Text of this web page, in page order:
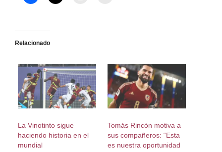
Relacionado
La Vinotinto sigue
haciendo historia en el
mundial
Tomás Rincón motiva a
sus compañeros: “Esta
es nuestra oportunidad